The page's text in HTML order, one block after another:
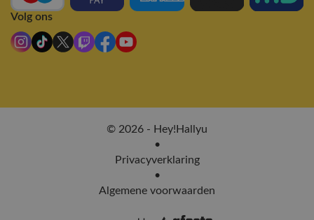
Volg ons
© 2026 - Hey!Hallyu
•
Privacyverklaring
•
Algemene voorwaarden